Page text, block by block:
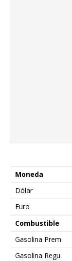
Moneda
Dólar
Euro
Combustible
Gasolina Prem.
Gasolina Regu.